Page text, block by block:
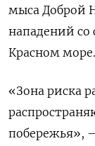
мыса Доброй
нападений со
Красном море.
«Зона риска
побережья»,